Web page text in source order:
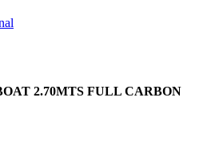
2.70MTS FULL CARBON